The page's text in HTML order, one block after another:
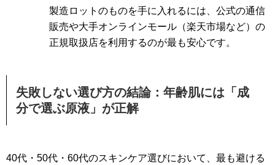
製造ロットのものを手に入れるには、公式の通信
販売や大手オンラインモール（楽天市場など）の
正規取扱店を利用するのが最も安心です。
失敗しない選び方の結論：年齢肌には「成
分で選ぶ原液」が正解
40代・50代・60代のスキンケア選びにおいて、最も避ける